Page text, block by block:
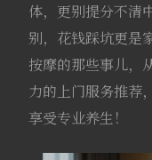
体，更别提分不清
别，花钱踩坑更是
按摩的那些事儿，
力的上门服务推荐
享受专业养生！